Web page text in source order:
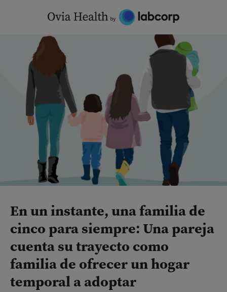
En un instante, una familia de
cinco para siempre: Una pareja
cuenta su trayecto como
familia de ofrecer un hogar
temporal a adoptar